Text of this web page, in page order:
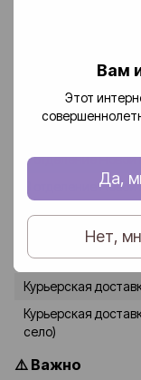
Вам
Этот
Да,
Нет,
🚚 Стоимость
«Новая почта».
В отделение
В отделение
В почтомат Новой
В почтомат Новой
Курьерская
Курьерская
село)
⚠️ Важно